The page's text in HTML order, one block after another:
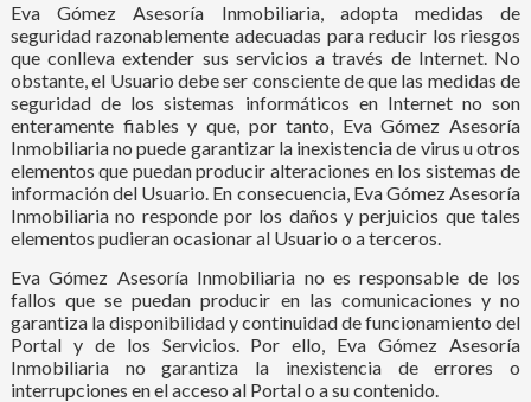
Eva Gómez Asesoría Inmobiliaria, adopta medidas de
seguridad razonablemente adecuadas para reducir los riesgos
que conlleva extender sus servicios a través de Internet. No
obstante, el Usuario debe ser consciente de que las medidas de
seguridad de los sistemas informáticos en Internet no son
enteramente fiables y que, por tanto, Eva Gómez Asesoría
Inmobiliaria no puede garantizar la inexistencia de virus u otros
elementos que puedan producir alteraciones en los sistemas de
información del Usuario. En consecuencia, Eva Gómez Asesoría
Inmobiliaria no responde por los daños y perjuicios que tales
elementos pudieran ocasionar al Usuario o a terceros.
Eva Gómez Asesoría Inmobiliaria no es responsable de los
fallos que se puedan producir en las comunicaciones y no
garantiza la disponibilidad y continuidad de funcionamiento del
Portal y de los Servicios. Por ello, Eva Gómez Asesoría
Inmobiliaria no garantiza la inexistencia de errores o
interrupciones en el acceso al Portal o a su contenido.